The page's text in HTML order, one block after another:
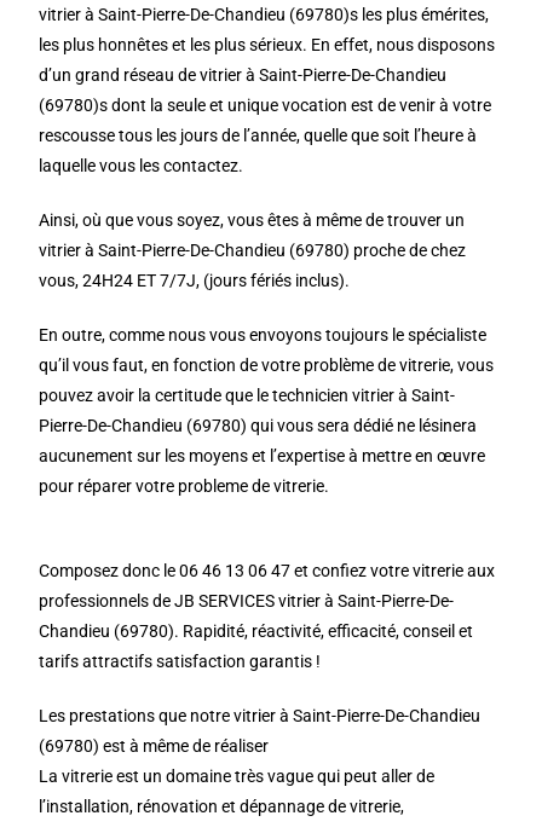
vitrier à Saint-Pierre-De-Chandieu (69780)s les plus émérites,
les plus honnêtes et les plus sérieux. En effet, nous disposons
d’un grand réseau de vitrier à Saint-Pierre-De-Chandieu
(69780)s dont la seule et unique vocation est de venir à votre
rescousse tous les jours de l’année, quelle que soit l’heure à
laquelle vous les contactez.
Ainsi, où que vous soyez, vous êtes à même de trouver un
vitrier à Saint-Pierre-De-Chandieu (69780) proche de chez
vous, 24H24 ET 7/7J, (jours fériés inclus).
En outre, comme nous vous envoyons toujours le spécialiste
qu’il vous faut, en fonction de votre problème de vitrerie, vous
pouvez avoir la certitude que le technicien vitrier à Saint-
Pierre-De-Chandieu (69780) qui vous sera dédié ne lésinera
aucunement sur les moyens et l’expertise à mettre en œuvre
pour réparer votre probleme de vitrerie.
Composez donc le 06 46 13 06 47 et confiez votre vitrerie aux
professionnels de JB SERVICES vitrier à Saint-Pierre-De-
Chandieu (69780). Rapidité, réactivité, efficacité, conseil et
tarifs attractifs satisfaction garantis !
Les prestations que notre vitrier à Saint-Pierre-De-Chandieu
(69780) est à même de réaliser
La vitrerie est un domaine très vague qui peut aller de
l’installation, rénovation et dépannage de vitrerie,